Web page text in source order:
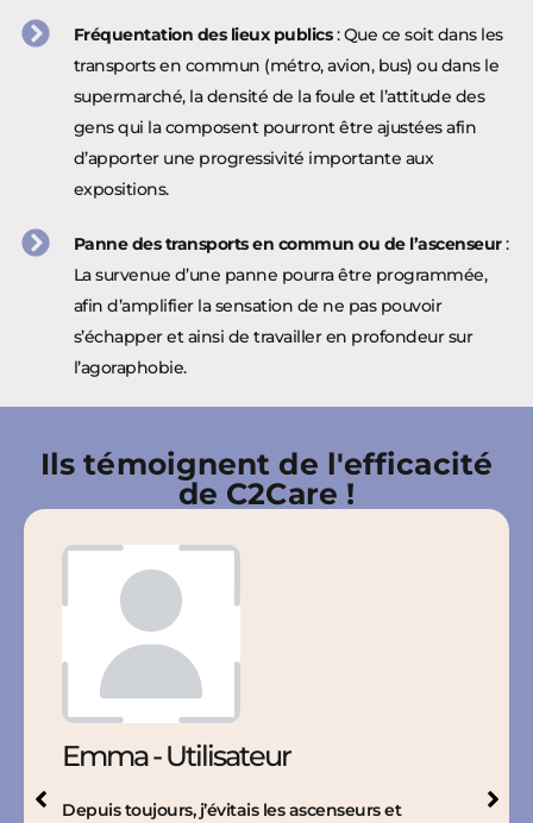
Fréquentation des lieux publics: Que ce soit dans les
transports en commun (métro, avion, bus) ou dans le
supermarché, la densité de la foule et l’attitude des
gens qui la composent pourront être ajustées afin
d’apporter une progressivité importante aux
expositions.
Panne des transports en commun ou de l’ascenseur:
La survenue d’une panne pourra être programmée,
afin d’amplifier la sensation de ne pas pouvoir
s’échapper et ainsi de travailler en profondeur sur
l’agoraphobie.
Ils témoignent de l'efficacité
de C2Care !​
Emma - Utilisateur
Depuis toujours, j’évitais les ascenseurs et